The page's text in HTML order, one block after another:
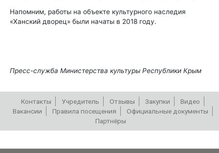
Напомним, работы на объекте культурного наследия
«Ханский дворец» были начаты в 2018 году.
Пресс-служба Министерства культуры Республики Крым
Контакты Учредитель Отзывы Закупки
Видео
Вакансии
Правила посещения
Официальные документы
Партнёры